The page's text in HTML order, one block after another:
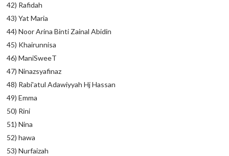
42) Rafidah
43) Yat Maria
44) Noor Arina Binti Zainal Abidin
45) Khairunnisa
46) ManiSweeT
47) Ninazsyafinaz
48) Rabi'atul Adawiyyah Hj Hassan
49) Emma
50) Rini
51) Nina
52) hawa
53) Nurfaizah